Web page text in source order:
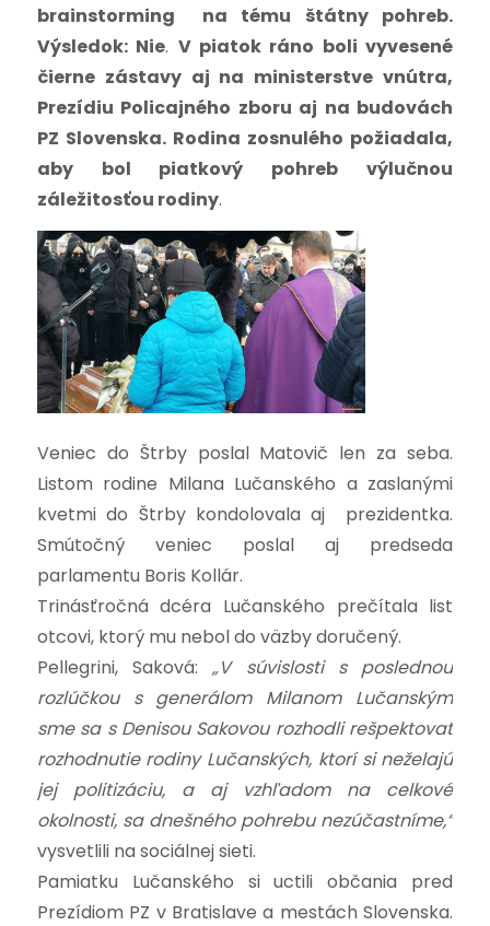
brainstorming na tému štátny pohreb.
Výsledok: Nie. V piatok ráno boli vyvesené
čierne zástavy aj na ministerstve vnútra,
Prezídiu Policajného zboru aj na budovách
PZ Slovenska. Rodina zosnulého požiadala,
aby bol piatkový pohreb výlučnou
záležitosťou rodiny.
Veniec do Štrby poslal Matovič len za seba.
Listom rodine Milana Lučanského a zaslanými
kvetmi do Štrby kondolovala aj prezidentka.
Smútočný veniec poslal aj predseda
parlamentu Boris Kollár.
Trinásťročná dcéra Lučanského prečítala list
otcovi, ktorý mu nebol do väzby doručený.
Pellegrini, Saková:„V súvislosti s poslednou
rozlúčkou s generálom Milanom Lučanským
sme sa s Denisou Sakovou rozhodli rešpektovať
rozhodnutie rodiny Lučanských, ktorí si neželajú
jej politizáciu, a aj vzhľadom na celkové
okolnosti, sa dnešného pohrebu nezúčastníme,“
vysvetlili na sociálnej sieti.
Pamiatku Lučanského si uctili občania pred
Prezídiom PZ v Bratislave a mestách Slovenska.